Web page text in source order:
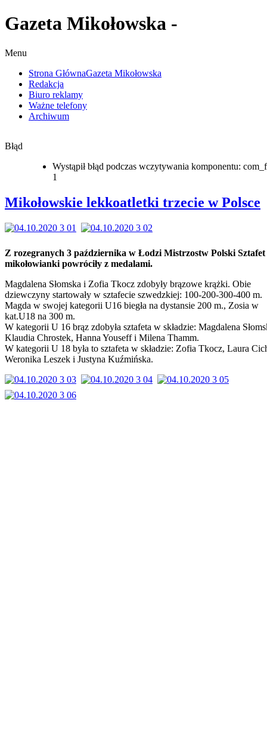
Gazeta Mikołowska -
Menu
Strona GłównaGazeta Mikołowska
Redakcja
Biuro reklamy
Ważne telefony
Archiwum
Błąd
Wystąpił błąd podczas wczytywania komponentu:
1
Mikołowskie lekkoatletki trzecie w Polsce
Z rozegranych 3 października w Łodzi Mistrzostw Polski
mikołowianki powróciły z medalami.
Magdalena Słomska i Zofia Tkocz zdobyły brązowe krążki. Obie
dziewczyny startowały w sztafecie szwedzkiej: 100-200-300-400 m.
Magda w swojej kategorii U16 biegła na dystansie 200 m., Zosia w
kat.U18 na 300 m.
W kategorii U 16 brąz zdobyła sztafeta w składzie: Magdalena
Klaudia Chrostek, Hanna Youseff i Milena Thamm.
W kategorii U 18 była to sztafeta w składzie: Zofia Tkocz, Laura
Weronika Leszek i Justyna Kuźmińska.